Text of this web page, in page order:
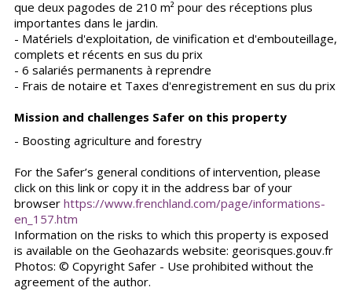
que deux pagodes de 210 m² pour des réceptions plus
importantes dans le jardin.
- Matériels d'exploitation, de vinification et d'embouteillage,
complets et récents en sus du prix
- 6 salariés permanents à reprendre
- Frais de notaire et Taxes d'enregistrement en sus du prix
Mission and challenges Safer on this property
- Boosting agriculture and forestry
For the Safer’s general conditions of intervention, please
click on this link or copy it in the address bar of your
browser https://www.frenchland.com/page/informations-
en_157.htm
Information on the risks to which this property is exposed
is available on the Geohazards website: georisques.gouv.fr
Photos: © Copyright Safer - Use prohibited without the
agreement of the author.